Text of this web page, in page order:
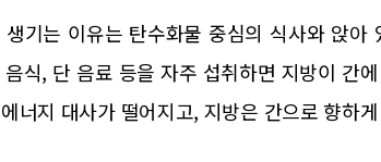
기는 이유는 탄수화물 중심의 식사와 앉아
식, 단 음료 등을 자주 섭취하면 지방이 간
너지 대사가 떨어지고, 지방은 간으로 향하